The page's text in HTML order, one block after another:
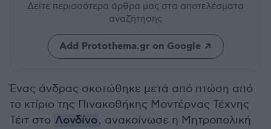
Δείτε περισσότερα άρθρα μας στα αποτελέσματα
αναζήτησης
Add Protothema.gr on Google
Ένας άνδρας σκοτώθηκε μετά από πτώση από
το κτίριο της Πινακοθήκης Μοντέρνας Τέχνης
Τέιτ στο Λονδίνο, ανακοίνωσε η Μητροπολική